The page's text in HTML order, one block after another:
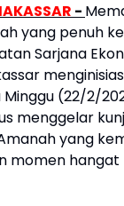
-
yang penuh
Sarjana
(22/2/
menggelar
yang
momen hangat